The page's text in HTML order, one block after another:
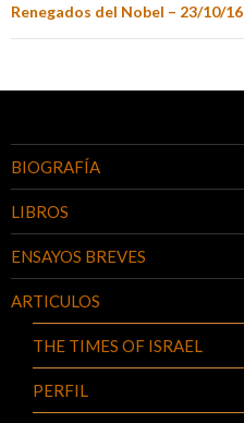
Renegados del Nobel – 23/10/16
BIOGRAFÍA
LIBROS
ENSAYOS BREVES
ARTICULOS
THE TIMES OF ISRAEL
PERFIL